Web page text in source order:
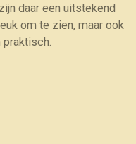
daar een uitstekend
om te zien, maar ook